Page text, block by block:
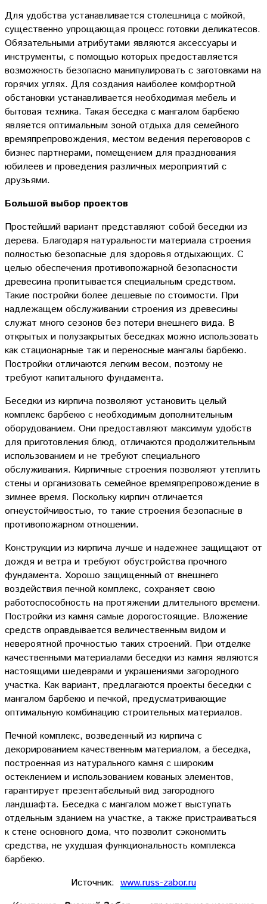
Для удобства устанавливается столешница с мойкой,
существенно упрощающая процесс готовки деликатесов.
Обязательными атрибутами являются аксессуары и
инструменты, с помощью которых предоставляется
возможность безопасно манипулировать с заготовками на
горячих углях. Для создания наиболее комфортной
обстановки устанавливается необходимая мебель и
бытовая техника. Такая беседка с мангалом барбекю
является оптимальным зоной отдыха для семейного
времяпрепровождения, местом ведения переговоров с
бизнес партнерами, помещением для празднования
юбилеев и проведения различных мероприятий с
друзьями.
Большой выбор проектов
Простейший вариант представляют собой беседки из
дерева. Благодаря натуральности материала строения
полностью безопасные для здоровья отдыхающих. С
целью обеспечения противопожарной безопасности
древесина пропитывается специальным средством.
Такие постройки более дешевые по стоимости. При
надлежащем обслуживании строения из древесины
служат много сезонов без потери внешнего вида. В
открытых и полузакрытых беседках можно использовать
как стационарные так и переносные мангалы барбекю.
Постройки отличаются легким весом, поэтому не
требуют капитального фундамента.
Беседки из кирпича позволяют установить целый
комплекс барбекю с необходимым дополнительным
оборудованием. Они предоставляют максимум удобств
для приготовления блюд, отличаются продолжительным
использованием и не требуют специального
обслуживания. Кирпичные строения позволяют утеплить
стены и организовать семейное времяпрепровождение в
зимнее время. Поскольку кирпич отличается
огнеустойчивостью, то такие строения безопасные в
противопожарном отношении.
Конструкции из кирпича лучше и надежнее защищают от
дождя и ветра и требуют обустройства прочного
фундамента. Хорошо защищенный от внешнего
воздействия печной комплекс, сохраняет свою
работоспособность на протяжении длительного времени.
Постройки из камня самые дорогостоящие. Вложение
средств оправдывается величественным видом и
невероятной прочностью таких строений. При отделке
качественными материалами беседки из камня являются
настоящими шедеврами и украшениями загородного
участка. Как вариант, предлагаются проекты беседки с
мангалом барбекю и печкой, предусматривающие
оптимальную комбинацию строительных материалов.
Печной комплекс, возведенный из кирпича с
декорированием качественным материалом, а беседка,
построенная из натурального камня с широким
остеклением и использованием кованых элементов,
гарантирует презентабельный вид загородного
ландшафта. Беседка с мангалом может выступать
отдельным зданием на участке, а также пристраиваться
к стене основного дома, что позволит сэкономить
средства, не ухудшая функциональность комплекса
барбекю.
Источник: www.russ-zabor.ru